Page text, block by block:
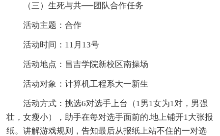
（三）生死与共──团队合作任务
活动主题：合作
活动时间：11月13号
活动地点：昌吉学院新校区南操场
活动对象：计算机工程系大一新生
活动方式：挑选6对选手上台（1男1女为1对，男强
壮，女瘦小），助手在每对选手面前的.地上铺开1大张报
纸。讲解游戏规则，告知最后从报纸上站不住的一对选